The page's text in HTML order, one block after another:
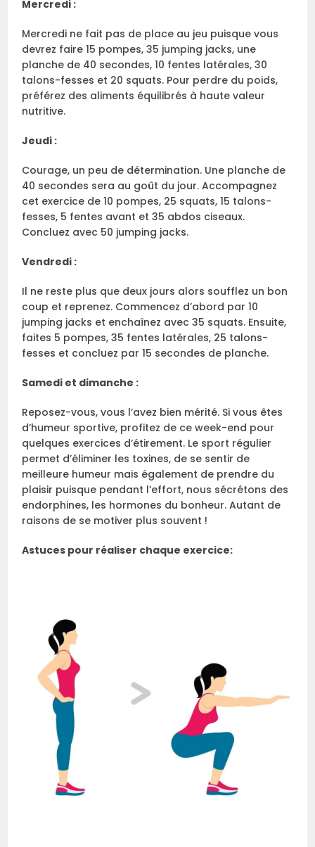
Mercredi :
Mercredi ne fait pas de place au jeu puisque vous
devrez faire 15 pompes, 35 jumping jacks, une
planche de 40 secondes, 10 fentes latérales, 30
talons-fesses et 20 squats. Pour perdre du poids,
préférez des aliments équilibrés à haute valeur
nutritive.
Jeudi :
Courage, un peu de détermination. Une planche de
40 secondes sera au goût du jour. Accompagnez
cet exercice de 10 pompes, 25 squats, 15 talons-
fesses, 5 fentes avant et 35 abdos ciseaux.
Concluez avec 50 jumping jacks.
Vendredi :
Il ne reste plus que deux jours alors soufflez un bon
coup et reprenez. Commencez d’abord par 10
jumping jacks et enchaînez avec 35 squats. Ensuite,
faites 5 pompes, 35 fentes latérales, 25 talons-
fesses et concluez par 15 secondes de planche.
Samedi et dimanche :
Reposez-vous, vous l’avez bien mérité. Si vous êtes
d’humeur sportive, profitez de ce week-end pour
quelques exercices d’étirement. Le sport régulier
permet d’éliminer les toxines, de se sentir de
meilleure humeur mais également de prendre du
plaisir puisque pendant l’effort, nous sécrétons des
endorphines, les hormones du bonheur. Autant de
raisons de se motiver plus souvent !
Astuces pour réaliser chaque exercice: